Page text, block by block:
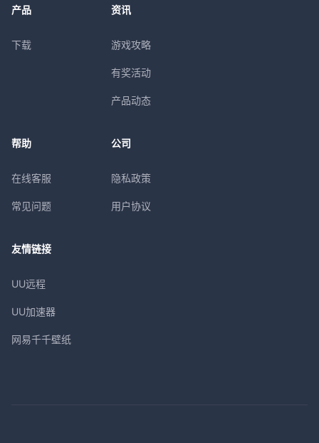
产品
下载
资讯
游戏攻略
有奖活动
产品动态
帮助
在线客服
常见问题
公司
隐私政策
用户协议
友情链接
UU远程
UU加速器
网易千千壁纸